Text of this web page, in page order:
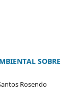
SOBRE
Rosendo